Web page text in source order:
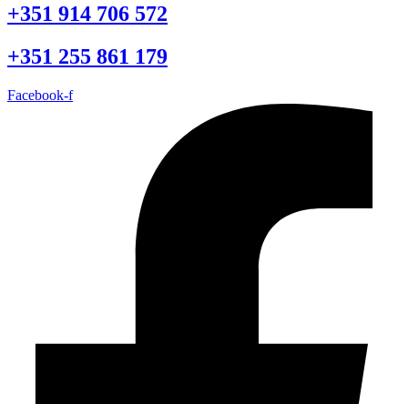
+351 914 706 572
+351 255 861 179
Facebook-f